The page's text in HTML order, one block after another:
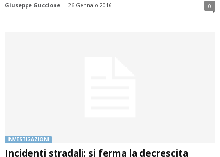
Giuseppe Guccione - 26 Gennaio 2016 0
INVESTIGAZIONI
Incidenti stradali: si ferma la decrescita